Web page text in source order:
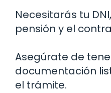
Necesitarás tu
pensión y el
Asegúrate de
documentación
el trámite.